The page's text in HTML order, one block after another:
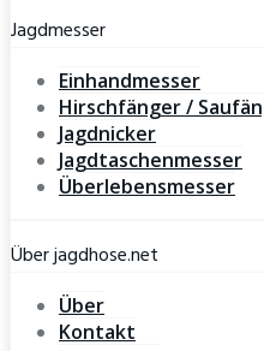
Jagdmesser
Einhandmesser
Hirschfänger /
Jagdnicker
Jagdtaschenmesser
Überlebensmesser
Über jagdhose.net
Über
Kontakt